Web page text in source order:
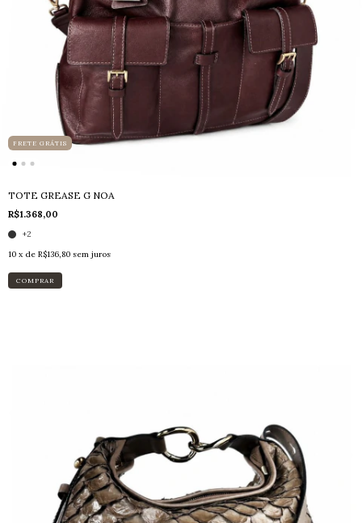
FRETE GRÁTIS
TOTE GREASE G NOA
R$1.368,00
+2
10 x de R$136,80 sem juros
COMPRAR